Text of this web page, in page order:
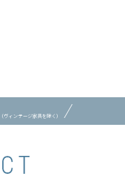
（ヴィンテージ家具を除く）